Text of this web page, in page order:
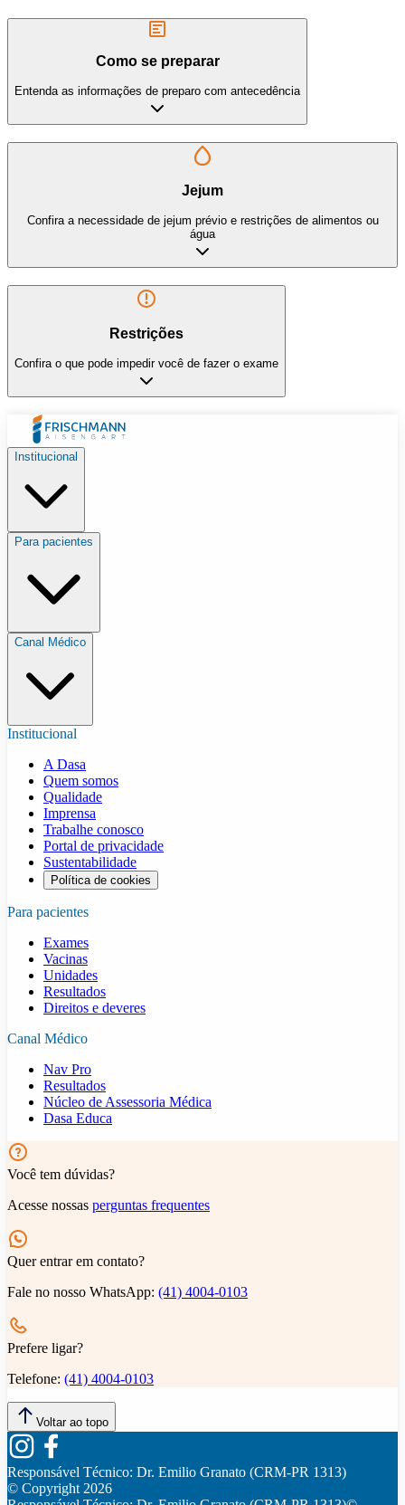
Como se preparar
Entenda as informações de preparo com antecedência
Jejum
Confira a necessidade de jejum prévio e restrições de alimentos ou
água
Restrições
Confira o que pode impedir você de fazer o exame
Institucional
Para pacientes
Canal Médico
Institucional
A Dasa
Quem somos
Qualidade
Imprensa
Trabalhe conosco
Portal de privacidade
Sustentabilidade
Política de cookies
Para pacientes
Exames
Vacinas
Unidades
Resultados
Direitos e deveres
Canal Médico
Nav Pro
Resultados
Núcleo de Assessoria Médica
Dasa Educa
Você tem dúvidas?
Acesse nossas perguntas frequentes
Quer entrar em contato?
Fale no nosso WhatsApp: (41) 4004-0103
Prefere ligar?
Telefone: (41) 4004-0103
Voltar ao topo
Responsável Técnico: Dr. Emilio Granato (CRM-PR 1313)
© Copyright 2026